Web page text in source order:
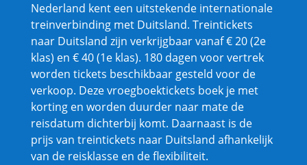
Nederland kent een uitstekende internationale
treinverbinding met Duitsland. Treintickets
naar Duitsland zijn verkrijgbaar vanaf € 20 (2e
klas) en € 40 (1e klas). 180 dagen voor vertrek
worden tickets beschikbaar gesteld voor de
verkoop. Deze vroegboektickets boek je met
korting en worden duurder naar mate de
reisdatum dichterbij komt. Daarnaast is de
prijs van treintickets naar Duitsland afhankelijk
van de reisklasse en de flexibiliteit.